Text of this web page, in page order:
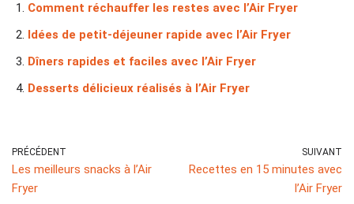
Comment réchauffer les restes avec l’Air Fryer
Idées de petit-déjeuner rapide avec l’Air Fryer
Dîners rapides et faciles avec l’Air Fryer
Desserts délicieux réalisés à l’Air Fryer
PRÉCÉDENT
Les meilleurs snacks à l’Air
Fryer
SUIVANT
Recettes en 15 minutes avec
l’Air Fryer